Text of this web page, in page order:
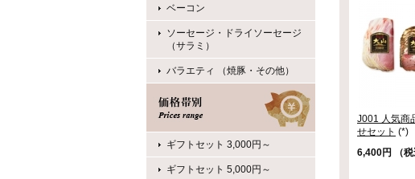
J001 人気商
せセット (*)
6,400円 （税
ベーコン
ソーセージ・ドライソーセージ
（サラミ）
バラエティ （焼豚・その他）
ギフトセット 3,000円～
ギフトセット 5,000円～